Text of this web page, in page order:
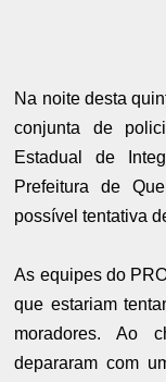
Na noite desta
conjunta de
Estadual de
Prefeitura de
possível tentativa
As equipes do
que estariam
moradores. Ao
depararam com